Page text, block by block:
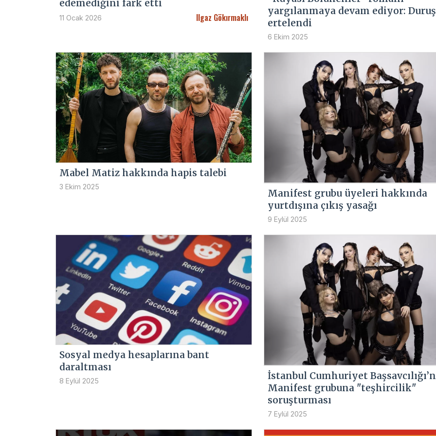
edemediğini fark etti
11 Ocak 2026 Ilgaz Gökırmaklı
yargılanmaya devam ediyor:
ertelendi
6 Ekim 2025
Mabel Matiz hakkında hapis talebi
3 Ekim 2025
Manifest grubu üyeleri hakkında
yurtdışına çıkış yasağı
9 Eylül 2025
Sosyal medya hesaplarına bant
daraltması
8 Eylül 2025
İstanbul Cumhuriyet
Manifest grubuna "teşhircilik"
soruşturması
7 Eylül 2025